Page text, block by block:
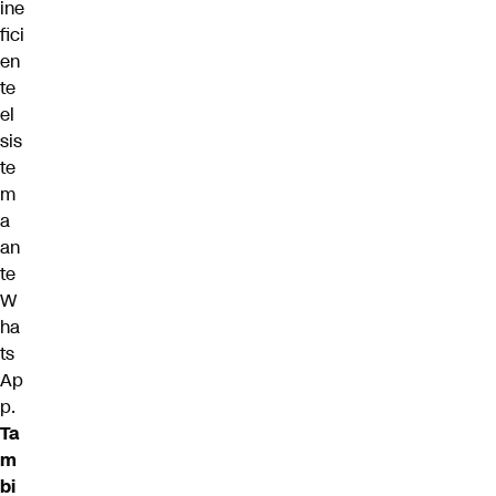
ine
fici
en
te
el
sis
te
m
a
an
te
W
ha
ts
Ap
p.
Ta
m
bi